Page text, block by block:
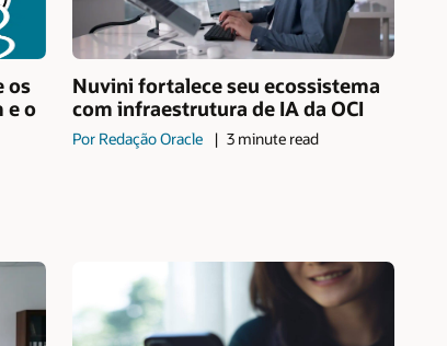
os
e o
Nuvini fortalece seu ecossistema
com infraestrutura de IA da OCI
Por Redação Oracle 3 minute read